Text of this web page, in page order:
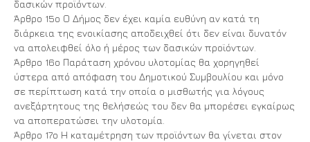
δασικών προϊόντων.
Άρθρο 15ο Ο Δήμος δεν έχει καμία ευθύνη αν κατά τη
διάρκεια της ενοικίασης αποδειχθεί ότι δεν είναι δυνατόν
να απολειφθεί όλο ή μέρος των δασικών προϊόντων.
Άρθρο 16ο Παράταση χρόνου υλοτομίας θα χορηγηθεί
ύστερα από απόφαση του Δημοτικού Συμβουλίου και μόνο
σε περίπτωση κατά την οποία ο μισθωτής για λόγους
ανεξάρτητους της θελήσεώς του δεν θα μπορέσει εγκαίρως
να αποπερατώσει την υλοτομία.
Άρθρο 17ο Η καταμέτρηση των προϊόντων θα γίνεται στον